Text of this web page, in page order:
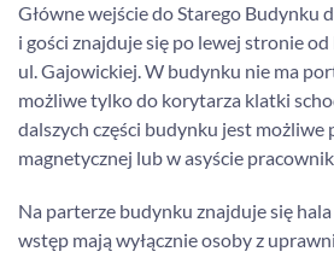
Główne wejście do Starego Budynku
i gości znajduje się po lewej stronie
ul. Gajowickiej. W budynku nie ma
możliwe tylko do korytarza klatki
dalszych części budynku jest
magnetycznej lub w asyście
Na parterze budynku znajduje się
wstęp mają wyłącznie osoby z